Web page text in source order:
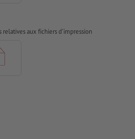
relatives aux fichiers d'impression